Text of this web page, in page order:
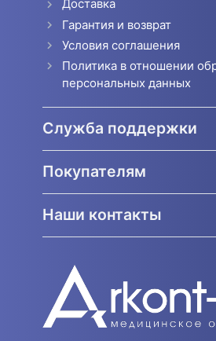
Доставка
Гарантия и возврат
Условия соглашения
Политика в отношении
персональных данных
Служба поддержки
Покупателям
Наши контакты